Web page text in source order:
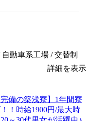
動車系工場 / 交替制
詳細を表示